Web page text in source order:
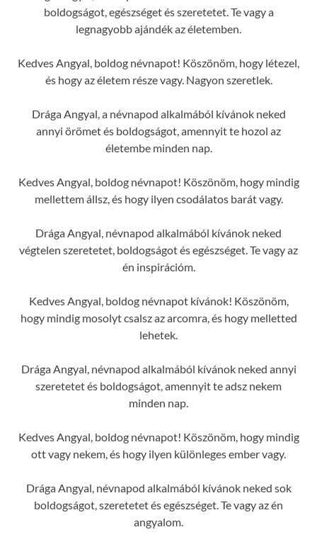
boldogságot, egészséget és szeretetet. Te vagy a
legnagyobb ajándék az életemben.
Kedves Angyal, boldog névnapot! Köszönöm, hogy létezel,
és hogy az életem része vagy. Nagyon szeretlek.
Drága Angyal, a névnapod alkalmából kívánok neked
annyi örömet és boldogságot, amennyit te hozol az
életembe minden nap.
Kedves Angyal, boldog névnapot! Köszönöm, hogy mindig
mellettem állsz, és hogy ilyen csodálatos barát vagy.
Drága Angyal, névnapod alkalmából kívánok neked
végtelen szeretetet, boldogságot és egészséget. Te vagy az
én inspirációm.
Kedves Angyal, boldog névnapot kívánok! Köszönöm,
hogy mindig mosolyt csalsz az arcomra, és hogy melletted
lehetek.
Drága Angyal, névnapod alkalmából kívánok neked annyi
szeretetet és boldogságot, amennyit te adsz nekem
minden nap.
Kedves Angyal, boldog névnapot! Köszönöm, hogy mindig
ott vagy nekem, és hogy ilyen különleges ember vagy.
Drága Angyal, névnapod alkalmából kívánok neked sok
boldogságot, szeretetet és egészséget. Te vagy az én
angyalom.